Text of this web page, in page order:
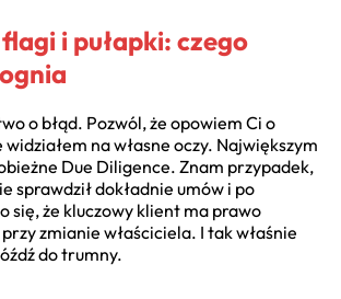
i pułapki: czego
o błąd. Pozwól, że opowiem Ci o
widziałem na własne oczy. Największym
Due Diligence. Znam przypadek,
sprawdził dokładnie umów i po
się, że kluczowy klient ma prawo
zmianie właściciela. I tak właśnie
do trumny.